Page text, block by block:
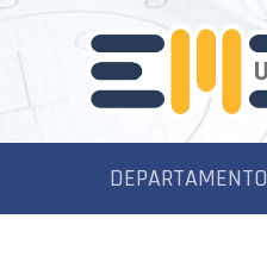
DEPARTAMENTO